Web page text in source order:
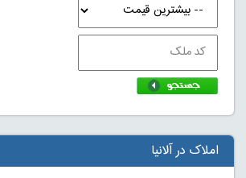
املاک در آلانیا